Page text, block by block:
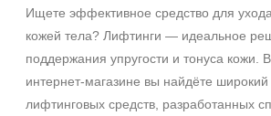
Ищете эффективное средство для
кожей тела? Лифтинги — идеальное
поддержания упругости и тонуса кожи.
интернет‑магазине вы найдёте
лифтинговых средств, разработанных